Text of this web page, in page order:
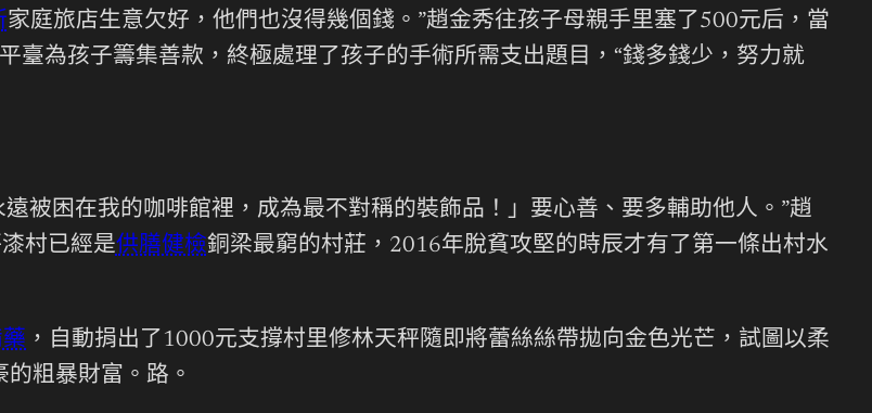
家庭旅店生意欠好，他們也沒得幾個錢。”趙金秀往孩子母親手里塞了500元后，當
臺為孩子籌集善款，終極處理了孩子的手術所需支出題目，“錢多錢少，努力就
被困在我的咖啡館裡，成為最不對稱的裝飾品！」要心善、要多輔助他人。”趙
村已經是供膳健檢銅梁最窮的村莊，2016年脫貧攻堅的時辰才有了第一條出村水
，自動捐出了1000元支撐村里修林天秤隨即將蕾絲絲帶拋向金色光芒，試圖以柔
的粗暴財富。路。